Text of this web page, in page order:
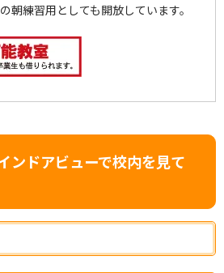
朝練習用としても開放しています。
ンドアビューで校内を見て